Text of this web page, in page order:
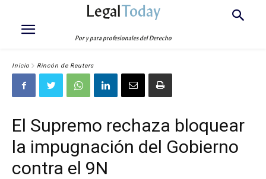
LegalToday
Por y para profesionales del Derecho
Inicio Rincón de Reuters
El Supremo rechaza bloquear
la impugnación del Gobierno
contra el 9N